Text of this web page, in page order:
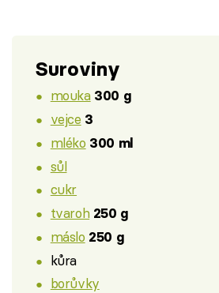
Suroviny
mouka 300 g
vejce 3
mléko 300 ml
sůl
cukr
tvaroh 250 g
máslo 250 g
kůra
borůvky